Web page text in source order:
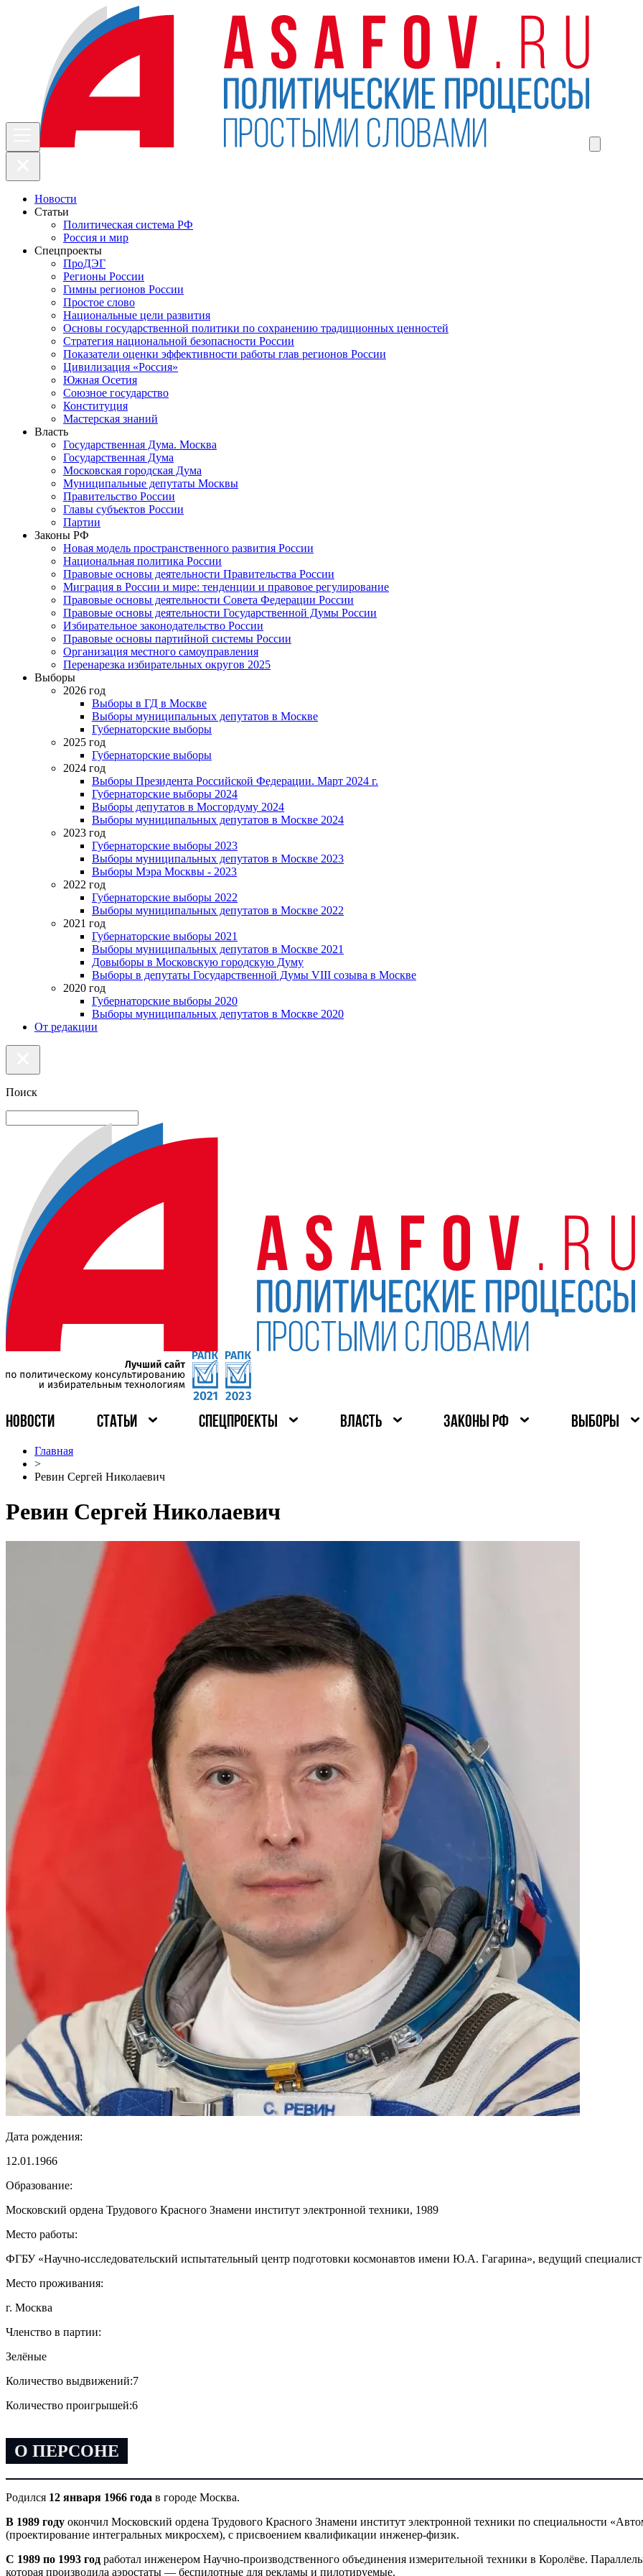
Новости
Статьи
Политическая система РФ
Россия и мир
Спецпроекты
ПроДЭГ
Регионы России
Гимны регионов России
Простое слово
Национальные цели развития
Основы государственной политики по сохранению традиционных ценностей
Стратегия национальной безопасности России
Показатели оценки эффективности работы глав регионов России
Цивилизация «Россия»
Южная Осетия
Союзное государство
Конституция
Мастерская знаний
Власть
Государственная Дума. Москва
Государственная Дума
Московская городская Дума
Муниципальные депутаты Москвы
Правительство России
Главы субъектов России
Партии
Законы РФ
Новая модель пространственного развития России
Национальная политика России
Правовые основы деятельности Правительства России
Миграция в России и мире: тенденции и правовое регулирование
Правовые основы деятельности Совета Федерации России
Правовые основы деятельности Государственной Думы России
Избирательное законодательство России
Правовые основы партийной системы России
Организация местного самоуправления
Перенарезка избирательных округов 2025
Выборы
2026 год
Выборы в ГД в Москве
Выборы муниципальных депутатов в Москве
Губернаторские выборы
2025 год
Губернаторские выборы
2024 год
Выборы Президента Российской Федерации. Март 2024 г.
Губернаторские выборы 2024
Выборы депутатов в Мосгордуму 2024
Выборы муниципальных депутатов в Москве 2024
2023 год
Губернаторские выборы 2023
Выборы муниципальных депутатов в Москве 2023
Выборы Мэра Москвы - 2023
2022 год
Губернаторские выборы 2022
Выборы муниципальных депутатов в Москве 2022
2021 год
Губернаторские выборы 2021
Выборы муниципальных депутатов в Москве 2021
Довыборы в Московскую городскую Думу
Выборы в депутаты Государственной Думы VIII созыва в Москве
2020 год
Губернаторские выборы 2020
Выборы муниципальных депутатов в Москве 2020
От редакции
Поиск
НОВОСТИ СТАТЬИ СПЕЦПРОЕКТЫ ВЛАСТЬ ЗАКОНЫ РФ ВЫБОРЫ
Главная
>
Ревин Сергей Николаевич
Ревин Сергей Николаевич
Дата рождения:
12.01.1966
Образование:
Московский ордена Трудового Красного Знамени институт электронной техники, 1989
Место работы:
ФГБУ «Научно-исследовательский испытательный центр подготовки космонавтов имени Ю.А. Гагарина», ведущий специалист
Место проживания:
г. Москва
Членство в партии:
Зелёные
Количество выдвижений:7
Количество проигрышей:6
О ПЕРСОНЕ
Родился 12 января 1966 года в городе Москва.
В 1989 году окончил Московский ордена Трудового Красного Знамени институт электронной техники по специальности
(проектирование интегральных микросхем), с присвоением квалификации инженер-физик.
С 1989 по 1993 год работал инженером Научно-производственного объединения измерительной техники в Королёве.
которая производила аэростаты — беспилотные для рекламы и пилотируемые.